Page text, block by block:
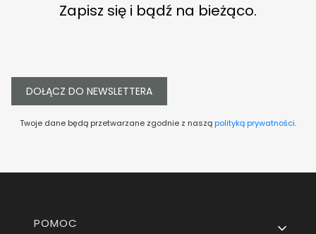
Zapisz się i bądź na bieżąco.
DOŁĄCZ DO NEWSLETTERA
Twoje dane będą przetwarzane zgodnie z nasząpolityką prywatności.
Linki w stopce
POMOC